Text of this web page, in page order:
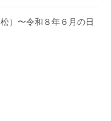
）〜令和８年６月の日